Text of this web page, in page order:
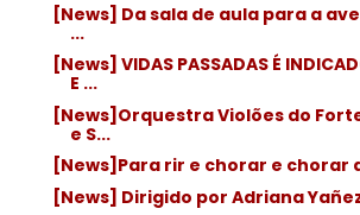
[News] Da sala de aula para a
...
[News] VIDAS PASSADAS É
E ...
[News]Orquestra Violões do
e S...
[News]Para rir e chorar e chorar
[News] Dirigido por Adriana Yañez,